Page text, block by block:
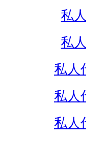
私
私
私人
私人
私人